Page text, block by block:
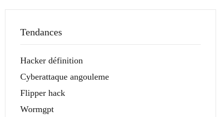
Tendances
Hacker définition
Cyberattaque angouleme
Flipper hack
Wormgpt